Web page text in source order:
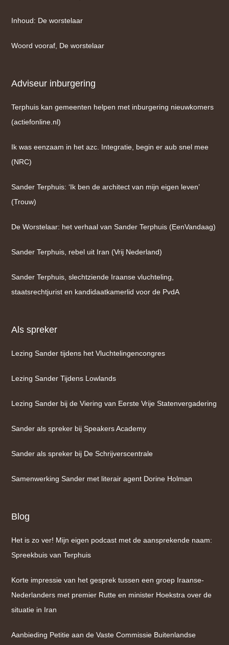
Inhoud: De worstelaar
Woord vooraf, De worstelaar
Adviseur inburgering
Terphuis kan gemeenten helpen met inburgering nieuwkomers
(actiefonline.nl)
Ik was eenzaam in het azc. Integratie, begin er aub snel mee
(NRC)
Sander Terphuis: ‘Ik ben de architect van mijn eigen leven’
(Trouw)
De Worstelaar: het verhaal van Sander Terphuis (EenVandaag)
Sander Terphuis, rebel uit Iran (Vrij Nederland)
Sander Terphuis, slechtziende Iraanse vluchteling,
staatsrechtjurist en kandidaatkamerlid voor de PvdA
Als spreker
Lezing Sander tijdens het Vluchtelingencongres
Lezing Sander Tijdens Lowlands
Lezing Sander bij de Viering van Eerste Vrije Statenvergadering
Sander als spreker bij Speakers Academy
Sander als spreker bij De Schrijverscentrale
Samenwerking Sander met literair agent Dorine Holman
Blog
Het is zo ver! Mijn eigen podcast met de aansprekende naam:
Spreekbuis van Terphuis
Korte impressie van het gesprek tussen een groep Iraanse-
Nederlanders met premier Rutte en minister Hoekstra over de
situatie in Iran
Aanbieding Petitie aan de Vaste Commissie Buitenlandse